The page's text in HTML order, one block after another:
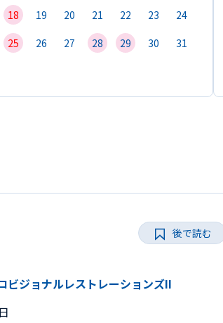
18
19 20 21 22 23
24
25
26 27 28 29 30 31
ジョナルレストレーションズII
後で読む